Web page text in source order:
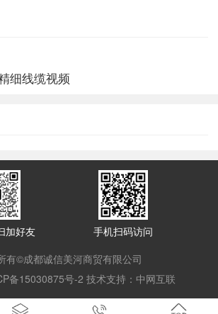
细线缆视频
加好友
手机扫码访问
有©成都诚信美河商贸有限公司
备15030875号-2 技术支持： 中网互联